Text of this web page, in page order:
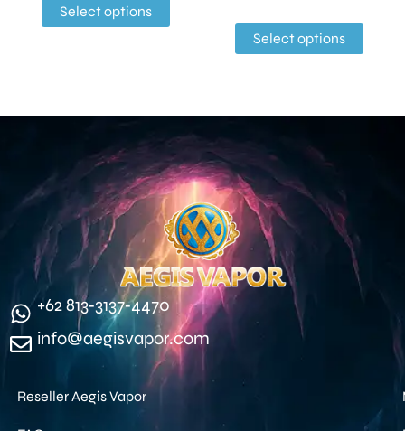
Select options
Select options
‪+62 813‑3137‑4470‬
info@aegisvapor.com
Reseller Aegis Vapor